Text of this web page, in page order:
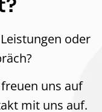
oder
uns auf
mit uns auf.